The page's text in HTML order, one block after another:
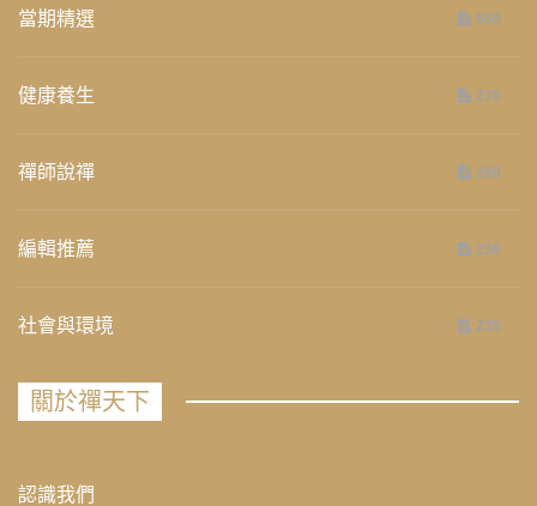
當期精選 658
健康養生 276
禪師說禪 268
編輯推薦 236
社會與環境 235
關於禪天下
認識我們